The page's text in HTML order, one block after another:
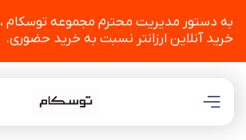
به دستور مدیریت محترم مجموعه توسکام ،
خرید آنلاین ارزانتر نسبت به خرید حضوری.